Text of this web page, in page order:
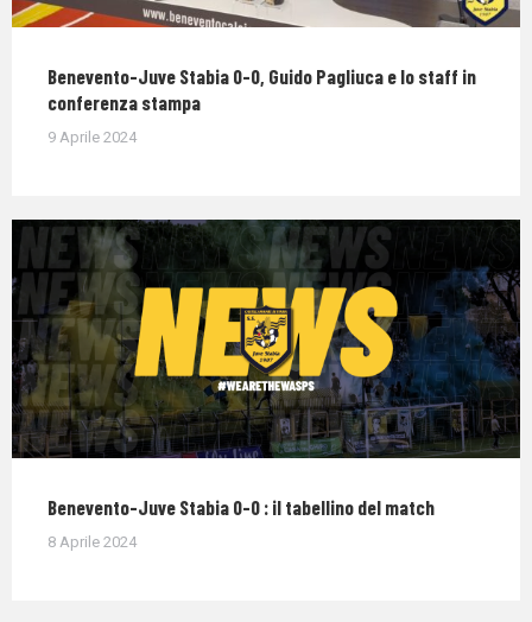
Benevento-Juve Stabia 0-0, Guido Pagliuca e lo staff in
conferenza stampa
9 Aprile 2024
Benevento-Juve Stabia 0-0 : il tabellino del match
8 Aprile 2024